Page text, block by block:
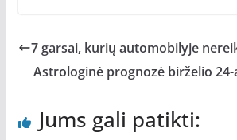
7 garsai, kurių automobilyje
Astrologinė prognozė birželio
Jums gali patikti: